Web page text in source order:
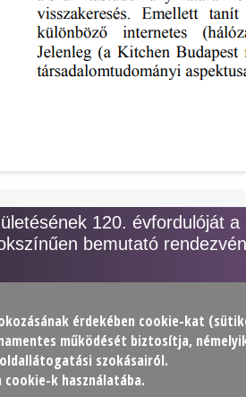
120. évfordulóját
bemutató
(NJSZT)
érdekében cookie-kat
működését biztosítja,
szokásairól.
k használatába.